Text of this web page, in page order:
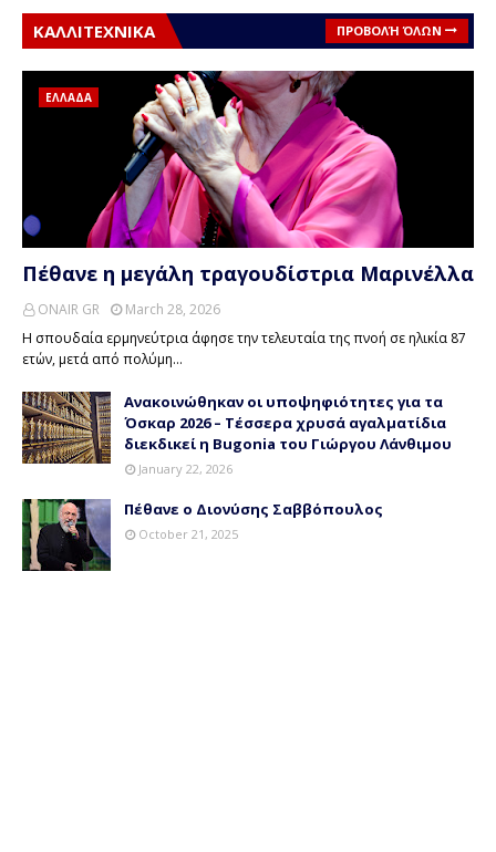
ΚΑΛΛΙΤΕΧΝΙΚΑ ΠΡΟΒΟΛΉ ΌΛΩΝ
ΕΛΛΑΔΑ
Πέθανε η μεγάλη τραγουδίστρια Μαρινέλλα
ONAIR GR
March 28, 2026
Η σπουδαία ερμηνεύτρια άφησε την τελευταία της πνοή σε ηλικία 87
ετών, μετά από πολύμη…
Ανακοινώθηκαν οι υποψηφιότητες για τα
Όσκαρ 2026 – Τέσσερα χρυσά αγαλματίδια
διεκδικεί η Bugonia του Γιώργου Λάνθιμου
January 22, 2026
Πέθανε ο Διονύσης Σαββόπουλος
October 21, 2025